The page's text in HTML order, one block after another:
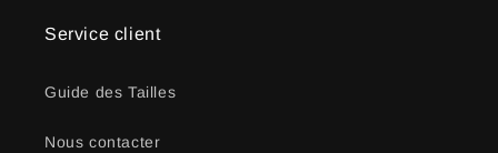
Service client
Guide des Tailles
Nous contacter